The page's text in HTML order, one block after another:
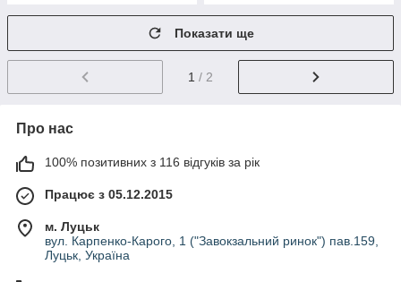
Показати ще
1 / 2
Про нас
100% позитивних з 116 відгуків за рік
Працює з 05.12.2015
м. Луцьк
вул. Карпенко-Карого, 1 ("Завокзальний ринок") пав.159,
Луцьк, Україна